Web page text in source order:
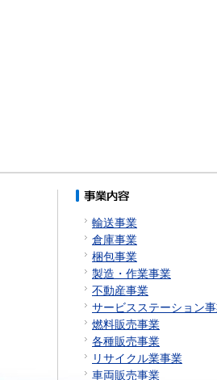
輸送事業
倉庫事業
梱包事業
製造・作業事業
不動産事業
サービスステーション
燃料販売事業
各種販売事業
リサイクル業事業
車両販売事業